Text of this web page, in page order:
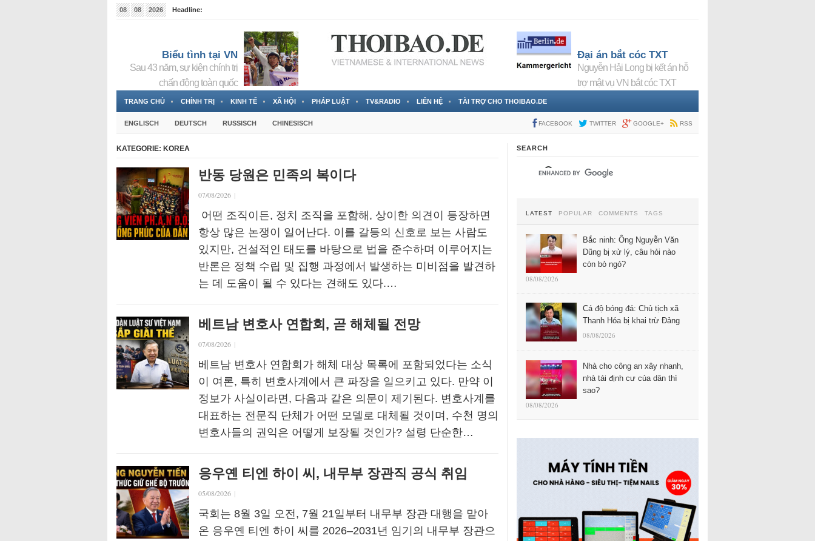
08 08 2026
Headline:
Biểu tình tại VN
Sau 43 năm, sự kiện chính trị
chấn động toàn quốc
Đại án bắt cóc TXT
Nguyễn Hải Long bị kết án hỗ
trợ mật vụ VN bắt cóc TXT
TRANG CHỦ CHÍNH TRỊ KINH TẾ XÃ HỘI PHÁP LUẬT TV&RADIO LIÊN HỆ TÀI TRỢ CHO THOIBAO.DE
ENGLISCH DEUTSCH RUSSISCH CHINESISCH FACEBOOK TWITTER GOOGLE+ RSS
KATEGORIE: KOREA
반동 당원은 민족의 복이다
07/08/2026 |
어떤 조직이든, 정치 조직을 포함해, 상이한 의견이 등장하면
항상 많은 논쟁이 일어난다. 이를 갈등의 신호로 보는 사람도
있지만, 건설적인 태도를 바탕으로 법을 준수하며 이루어지는
반론은 정책 수립 및 집행 과정에서 발생하는 미비점을 발견하
는 데 도움이 될 수 있다는 견해도 있다.…
베트남 변호사 연합회, 곧 해체될 전망
07/08/2026 |
베트남 변호사 연합회가 해체 대상 목록에 포함되었다는 소식
이 여론, 특히 변호사계에서 큰 파장을 일으키고 있다. 만약 이
정보가 사실이라면, 다음과 같은 의문이 제기된다. 변호사계를
대표하는 전문직 단체가 어떤 모델로 대체될 것이며, 수천 명의
변호사들의 권익은 어떻게 보장될 것인가? 설령 단순한…
응우옌 티엔 하이 씨, 내무부 장관직 공식 취임
05/08/2026 |
국회는 8월 3일 오전, 7월 21일부터 내무부 장관 대행을 맡아
온 응우옌 티엔 하이 씨를 2026–2031년 임기의 내무부 장관으
SEARCH
LATEST POPULAR COMMENTS TAGS
Bắc ninh: Ông Nguyễn Văn
Dũng bị xử lý, câu hỏi nào
còn bỏ ngỏ?
08/08/2026
Cá độ bóng đá: Chủ tịch xã
Thanh Hóa bị khai trừ Đảng
08/08/2026
Nhà cho công an xây nhanh,
nhà tái định cư của dân thì
sao?
08/08/2026